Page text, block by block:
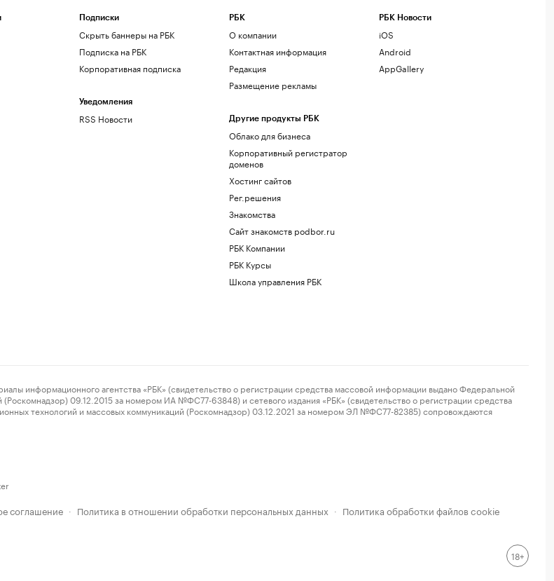
Подписки
Скрыть баннеры на РБК
Подписка на РБК
Корпоративная подписка
Уведомления
RSS Новости
РБК
О компании
Контактная информация
Редакция
Размещение рекламы
Другие продукты РБК
Облако для бизнеса
Корпоративный регистратор
доменов
Хостинг сайтов
Рег.решения
Знакомства
Сайт знакомств podbor.ru
РБК Компании
РБК Курсы
Школа управления РБК
РБК Новости
iOS
Android
AppGallery
агентства «РБК» (свидетельство о регистрации средства массовой информации выдано Федеральной
09.12.2015 за номером ИА №ФС77-63848) и сетевого издания «РБК» (свидетельство о регистрации средства
технологий и массовых коммуникаций (Роскомнадзор) 03.12.2021 за номером ЭЛ №ФС77-82385) сопровождаются
соглашение · Политика в отношении обработки персональных данных · Политика обработки файлов cookie
18+